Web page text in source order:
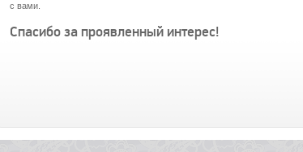
с вами.
Спасибо за проявленный интерес!